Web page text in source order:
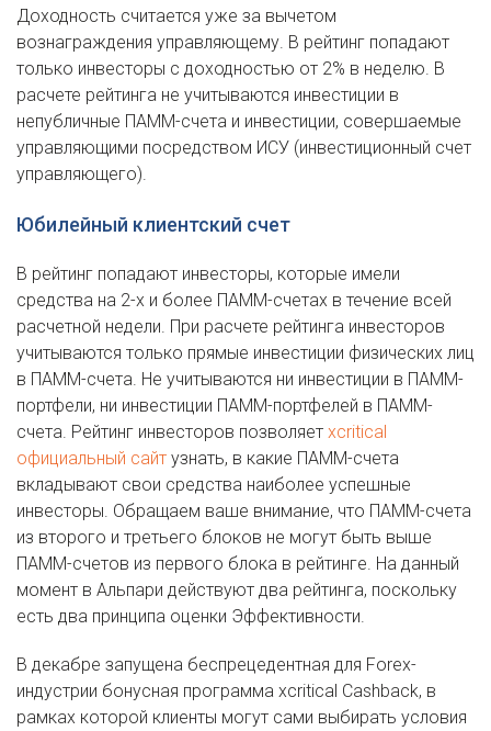
Доходность считается уже за вычетом
вознаграждения управляющему. В рейтинг попадают
только инвесторы с доходностью от 2% в неделю. В
расчете рейтинга не учитываются инвестиции в
непубличные ПАММ-счета и инвестиции, совершаемые
управляющими посредством ИСУ (инвестиционный счет
управляющего).
Юбилейный клиентский счет
В рейтинг попадают инвесторы, которые имели
средства на 2-х и более ПАММ-счетах в течение всей
расчетной недели. При расчете рейтинга инвесторов
учитываются только прямые инвестиции физических лиц
в ПАММ-счета. Не учитываются ни инвестиции в ПАММ-
портфели, ни инвестиции ПАММ-портфелей в ПАММ-
счета. Рейтинг инвесторов позволяет xcritical
официальный сайт узнать, в какие ПАММ-счета
вкладывают свои средства наиболее успешные
инвесторы. Обращаем ваше внимание, что ПАММ-счета
из второго и третьего блоков не могут быть выше
ПАММ-счетов из первого блока в рейтинге. На данный
момент в Альпари действуют два рейтинга, поскольку
есть два принципа оценки Эффективности.
В декабре запущена беспрецедентная для Forex-
индустрии бонусная программа xcritical Cashback, в
рамках которой клиенты могут сами выбирать условия